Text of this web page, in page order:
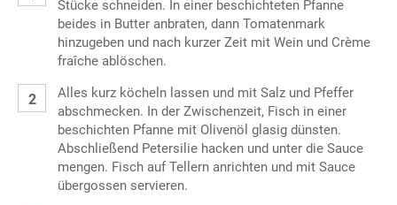
Stücke schneiden. In einer beschichteten Pfanne
beides in Butter anbraten, dann Tomatenmark
hinzugeben und nach kurzer Zeit mit Wein und Crème
fraîche ablöschen.
Alles kurz köcheln lassen und mit Salz und Pfeffer
abschmecken. In der Zwischenzeit, Fisch in einer
beschichten Pfanne mit Olivenöl glasig dünsten.
Abschließend Petersilie hacken und unter die Sauce
mengen. Fisch auf Tellern anrichten und mit Sauce
übergossen servieren.